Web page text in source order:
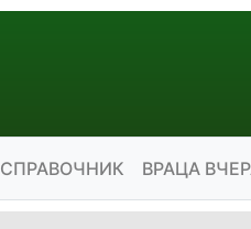
СПРАВОЧНИК ВРАЦА